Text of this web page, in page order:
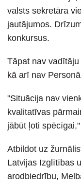
valsts sekretāra
jautājumos.
konkursus.
Tāpat nav
kā arī nav
"Situācija nav
kvalitatīvas
jābūt ļoti
Atbildot uz
Latvijas Izglītības
arodbiedrību,